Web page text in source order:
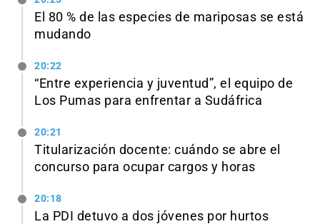
El 80 % de las especies de mariposas se está
mudando
20:22
“Entre experiencia y juventud”, el equipo de
Los Pumas para enfrentar a Sudáfrica
20:21
Titularización docente: cuándo se abre el
concurso para ocupar cargos y horas
20:18
La PDI detuvo a dos jóvenes por hurtos